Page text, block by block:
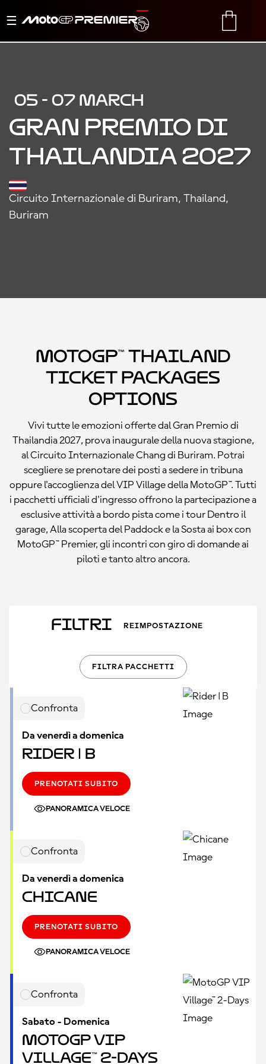
Menu
navigazione
TRANSLATE
05 - 07 MARCH
Gran Premio di
Thailandia 2027
Circuito Internazionale di Buriram, Thailand,
Buriram
MotoGP™ Thailand
Ticket Packages
Options
Vivi tutte le emozioni offerte dal Gran Premio di
Thailandia 2027, prova inaugurale della nuova stagione,
al Circuito Internazionale Chang di Buriram. Potrai
scegliere se prenotare dei posti a sedere in tribuna
oppure l'accoglienza del VIP Village della MotoGP™. Tutti
i pacchetti ufficiali d'ingresso offrono la partecipazione a
esclusive attività a bordo pista come i tour Dentro il
garage, Alla scoperta del Paddock e la Sosta ai box con
MotoGP™ Premier, gli incontri con giro di domande ai
piloti e tanto altro ancora.
Filtri REIMPOSTAZIONE
FILTRA PACCHETTI
Confronta
Da venerdì a domenica
Rider | B
PRENOTATI SUBITO
PANORAMICA VELOCE
Confronta
Da venerdì a domenica
Chicane
PRENOTATI SUBITO
PANORAMICA VELOCE
Confronta
Sabato - Domenica
MotoGP VIP
Village™ 2-Days